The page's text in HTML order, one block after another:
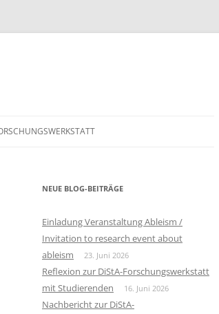
FORSCHUNGSWERKSTATT 2025
FORSCHUNGSWERKSTATT 2024
PROGRAMM
HAUER, NIKOLAUS:
MENSCHEN MIT
FORSCHUNGSWERKSTATT 2023 PROGRAMM
BERICHT
NEUE BLOG-BEITRÄGE
Einladung Veranstaltung Ableism /
Invitation to research event about
ableism
23. Juni 2026
Reflexion zur DiStA-Forschungswerkstatt
mit Studierenden
16. Juni 2026
Nachbericht zur DiStA-